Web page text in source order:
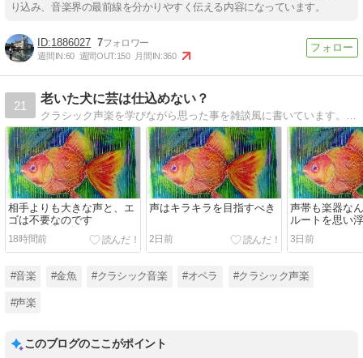
り込み、音楽界の最前線を分かりやすく伝える内容になっています。
1886027 7
週間IN:60 週間OUT:150 月間IN:360
21
老いた犬に芸は仕込めない？
相手よりも大きな声と、エ
ゴは不要なのです
18時間前
声はキラキラを目指すべき
2日前
声帯も楽器な
ルートを思い
しよう
3日前
#音楽 #金魚 #クラシック音楽 #オペラ #クラシック声楽
#声楽
このブログのここがポイント